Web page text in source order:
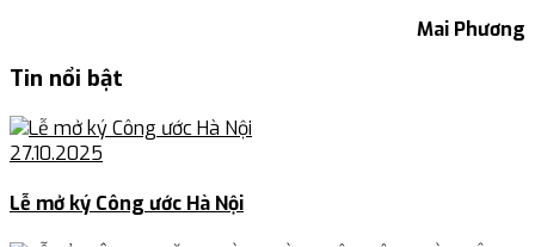
Mai Phương
Tin nổi bật
27.10.2025
Lễ mở ký Công ước Hà Nội